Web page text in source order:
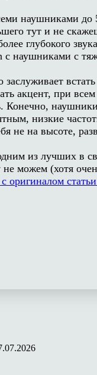
наушниками
тут и не
глубокого
с наушниками с
акцент, при
низкие
не на высоте,
из лучших в
можем (хотя
оригиналом